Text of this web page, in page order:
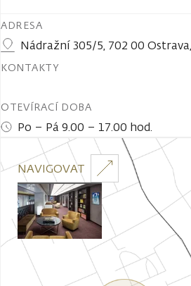
ADRESA
Nádražní 305/5, 702 00
KONTAKTY
OTEVÍRACÍ DOBA
Po – Pá 9.00 – 17.00 hod.
NAVIGOVAT